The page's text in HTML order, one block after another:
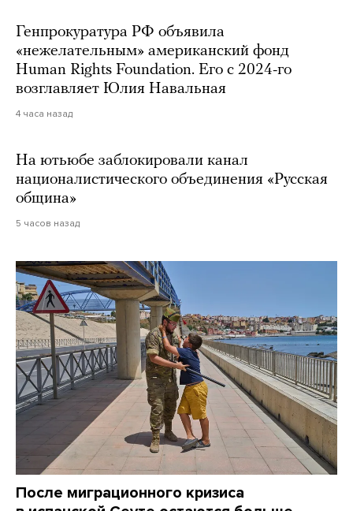
Генпрокуратура РФ объявила
«нежелательным» американский фонд
Human Rights Foundation. Его с 2024-го
возглавляет Юлия Навальная
4 часа назад
На ютьюбе заблокировали канал
националистического объединения «Русская
община»
5 часов назад
После миграционного кризиса